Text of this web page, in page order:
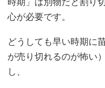
心が必要です。
どうしても早い時期に
が売り切れるのが怖い
し、